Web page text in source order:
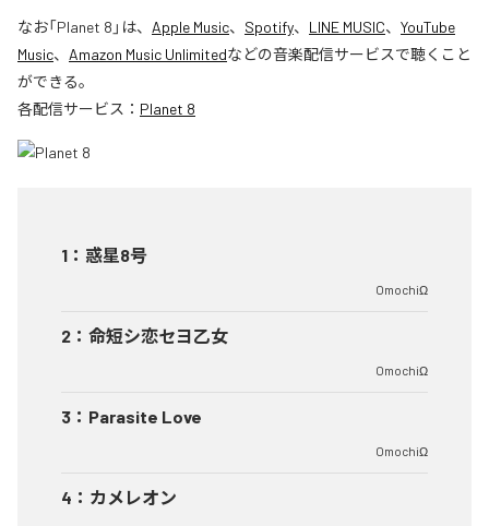
なお「Planet 8 」は、 Apple Music、 Spotify、 LINE MUSIC、 YouTube
Music、 Amazon Music Unlimitedなどの音楽配信サービスで聴くこと
ができる。
各配信サービス： Planet 8
1 ： 惑星8号
OmochiΩ
2 ： 命短シ恋セヨ乙女
OmochiΩ
3 ： Parasite Love
OmochiΩ
4 ： カメレオン